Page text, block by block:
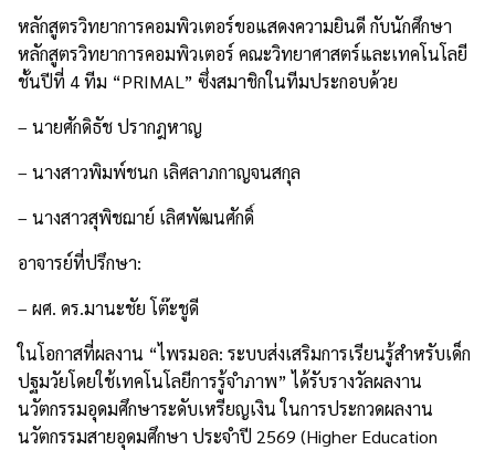
หลักสูตรวิทยาการคอมพิวเตอร์ขอแสดงความยินดี กับนักศึกษา
หลักสูตรวิทยาการคอมพิวเตอร์ คณะวิทยาศาสตร์และเทคโนโลยี
ชั้นปีที่ 4ทีม “PRIMAL” ซึ่งสมาชิกในทีมประกอบด้วย
– นายศักดิธัช ปรากฎหาญ
– นางสาวพิมพ์ชนก เลิศลาภกาญจนสกุล
– นางสาวสุพิชฌาย์ เลิศพัฒนศักดิ์
อาจารย์ที่ปรึกษา:
– ผศ. ดร.มานะชัย โต๊ะชูดี
ในโอกาสที่ผลงาน “ไพรมอล: ระบบส่งเสริมการเรียนรู้สำหรับเด็ก
ปฐมวัยโดยใช้เทคโนโลยีการรู้จำภาพ” ได้รับรางวัลผลงาน
นวัตกรรมอุดมศึกษาระดับเหรียญเงิน ในการประกวดผลงาน
นวัตกรรมสายอุดมศึกษา ประจําปี 2569 (Higher Education